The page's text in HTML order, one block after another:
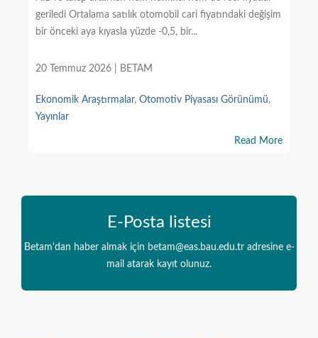
geriledi Ortalama satılık otomobil cari fiyatındaki değişim
bir önceki aya kıyasla yüzde -0,5, bir...
20 Temmuz 2026 | BETAM
Ekonomik Araştırmalar, Otomotiv Piyasası Görünümü,
Yayınlar
Read More
E-Posta listesi
Betam'dan haber almak için betam@eas.bau.edu.tr adresine e-
mail atarak kayıt olunuz.